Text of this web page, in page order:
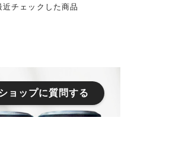
近チェックした商品
ョップに質問する